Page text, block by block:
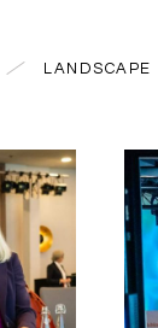
LANDSCAPE
0